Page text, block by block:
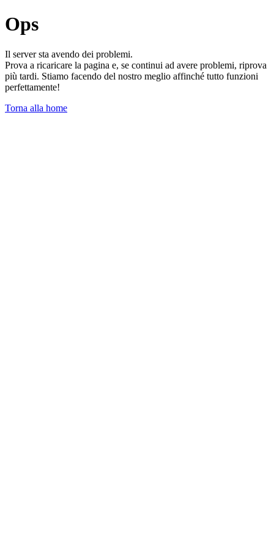
Ops
Il server sta avendo dei problemi.
Prova a ricaricare la pagina e, se continui ad avere problemi, riprova
più tardi. Stiamo facendo del nostro meglio affinché tutto funzioni
perfettamente!
Torna alla home